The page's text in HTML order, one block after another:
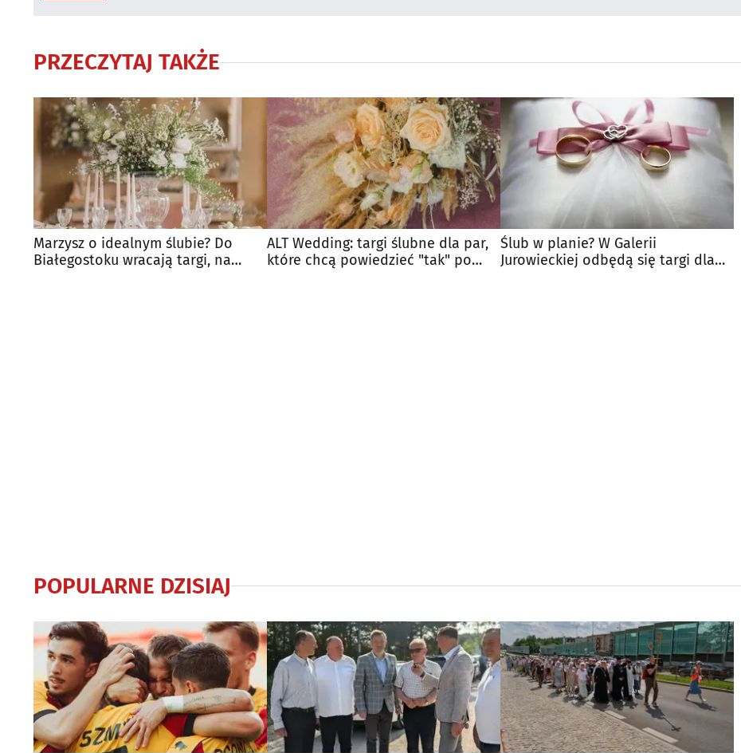
PRZECZYTAJ TAKŻE
Marzysz o idealnym ślubie? Do
Białegostoku wracają targi, na
ALT Wedding: targi ślubne dla par,
które chcą powiedzieć "tak" po
Ślub w planie? W Galerii
Jurowieckiej odbędą się targi dla
POPULARNE DZISIAJ